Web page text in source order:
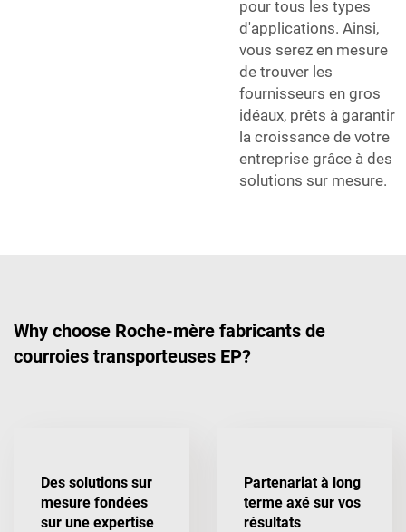
pour tous les types
d'applications. Ainsi,
vous serez en mesure
de trouver les
fournisseurs en gros
idéaux, prêts à garantir
la croissance de votre
entreprise grâce à des
solutions sur mesure.
Why choose Roche-mère fabricants de
courroies transporteuses EP?
Des solutions sur
mesure fondées
sur une expertise
Partenariat à long
terme axé sur vos
résultats